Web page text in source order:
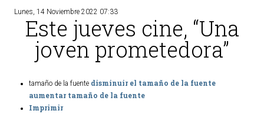
AYUNTAMIENTO
Saluda de la Alcaldesa
Corporación Municipal - Legislatura 2023-2027
Lunes, 14 Noviembre 2022 07:33
Este jueves cine, “Una
joven prometedora”
tamaño de la fuente disminuir el tamaño de la fuente
aumentar tamaño de la fuente
Imprimir